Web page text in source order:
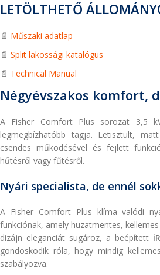
LETÖLTHETŐ
📄 Műszaki adatlap
📄 Split lakossági katalógus
📄 Technical Manual
Négyévszakos komfort,
A Fisher Comfort Plus sorozat 3,5
legmegbízhatóbb tagja. Letisztult,
csendes működésével és fejlett
hűtésről vagy fűtésről.
Nyári specialista, de ennél
A Fisher Comfort Plus klíma valódi
funkciónak, amely huzatmentes,
dizájn eleganciát sugároz, a beépített
gondoskodik róla, hogy mindig
szabályozva.